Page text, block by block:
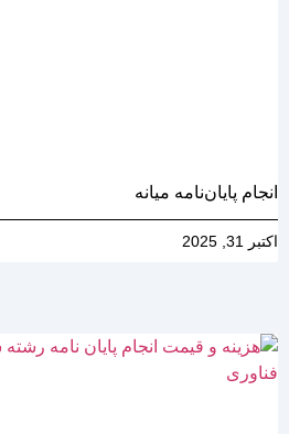
انجام پایان‌نامه میانه
اکتبر 31, 2025